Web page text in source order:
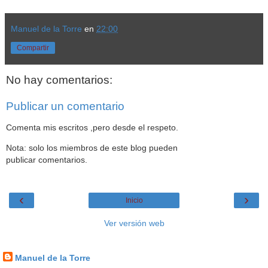
Manuel de la Torre en 22:00
Compartir
No hay comentarios:
Publicar un comentario
Comenta mis escritos ,pero desde el respeto.
Nota: solo los miembros de este blog pueden
publicar comentarios.
‹ ›
Inicio
Ver versión web
Manuel de la Torre